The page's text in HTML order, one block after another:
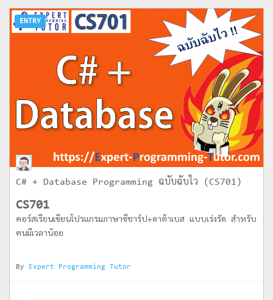
ENTRY
C# + Database Programming ฉบับฉับไว (CS701)
CS701
คอร์สเรียนเขียนโปรแกรมภาษาซีชาร์ป+ดาต้าเบส แบบเร่งรัด สำหรับ
คนมีเวลาน้อย
By Expert Programming Tutor